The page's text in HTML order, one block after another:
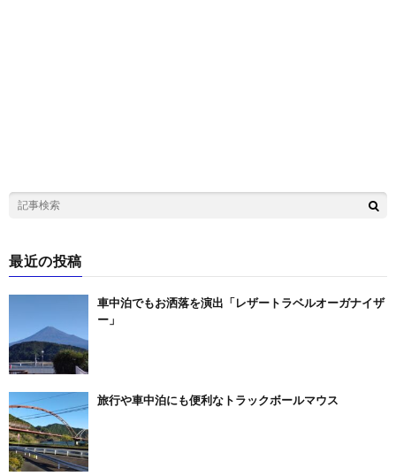
最近の投稿
車中泊でもお洒落を演出「レザートラベルオーガナイザ
ー」
旅行や車中泊にも便利なトラックボールマウス